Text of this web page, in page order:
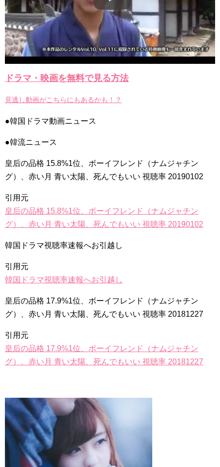
「ライフ・ オン・ マーズ」2019年11月2日TSUTAYAにて先行
レンタル開始！
(ENG SUB) Behind The Scene Hyun Bin 현빈❤️ 손예진 Son Ye
Jin-Crash Landing On You/ヒョンビン❤️ソンイェジン / エンジョイ❕
ユン・ギュンサン、番組にも登場した愛猫が急死…イ・ソンギ
ョンら同僚芸能人から慰めの言葉が続々 – Taka News
キム・レウォンの影絵遊び！？「黒騎士～永遠の約束～」メイ
「まず熱く掃除せよ」女優キム・ユジョン、「健康がとても回
【裏芸能】キムユジョンの熱愛彼氏はあの大物俳優
キム・ユジョン、新ドラマ「まず熱く掃除せよ」に出演確
幻の王女チャミョンゴ エンディング
[Fan MV]七日の王妃(7일의 왕비)OST – 정기고 (Junggigo) – 그
리고 그려도 (Miss You In My Heart)
俳優カン・ギヨン、突然の熱愛宣言…「キム秘書がなぜそう
Powered by livedoor 相互RSS
ドラマ・映画を無料で見る方法
見逃し動画がこちらにもあるかも！？
●韓国ドラマ動画ニュース
●韓流ニュース
皇后の品格 15.8%1位、ボーイフレンド（ナムジャチン
グ）、赤い月 青い太陽、死んでもいい 視聴率 20190102
引用元
皇后の品格 15.8%1位、ボーイフレンド（ナムジャチン
グ）、赤い月 青い太陽、死んでもいい 視聴率 20190102
韓国ドラマ視聴率速報へお引越し
引用元
韓国ドラマ視聴率速報へお引越し
皇后の品格 17.9%1位、ボーイフレンド（ナムジャチン
グ）、赤い月 青い太陽、死んでもいい 視聴率 20181227
引用元
皇后の品格 17.9%1位、ボーイフレンド（ナムジャチン
グ）、赤い月 青い太陽、死んでもいい 視聴率 20181227